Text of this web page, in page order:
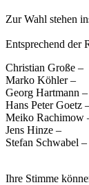
Zur Wahl stehen
Entsprechend der
Christian
Marko
Georg
Hans Peter
Meiko
Jens
Stefan
Ihre Stimme